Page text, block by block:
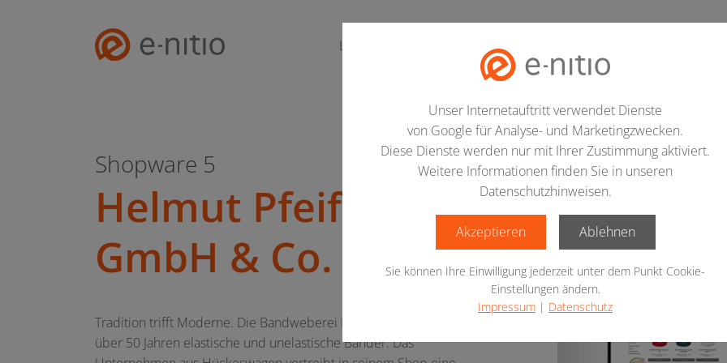
Unser Internetauftritt verwendet Dienste
von Google für Analyse- und Marketingzwecken.
Diese Dienste werden nur mit Ihrer Zustimmung aktiviert.
Weitere Informationen finden Sie in unseren
Datenschutzhinweisen.
Akzeptieren Ablehnen
Sie können Ihre Einwilligung jederzeit unter dem Punkt Cookie-
Einstellungen ändern.
Impressum | Datenschutz
Leistungen Technologien
Vorherigen
Shopware 5
Helmut Pfeiffer
GmbH & Co. KG
Tradition trifft Moderne. Die Bandweberei Pfeiffer fertigt seit
über 50 Jahren elastische und unelastische Bänder. Das